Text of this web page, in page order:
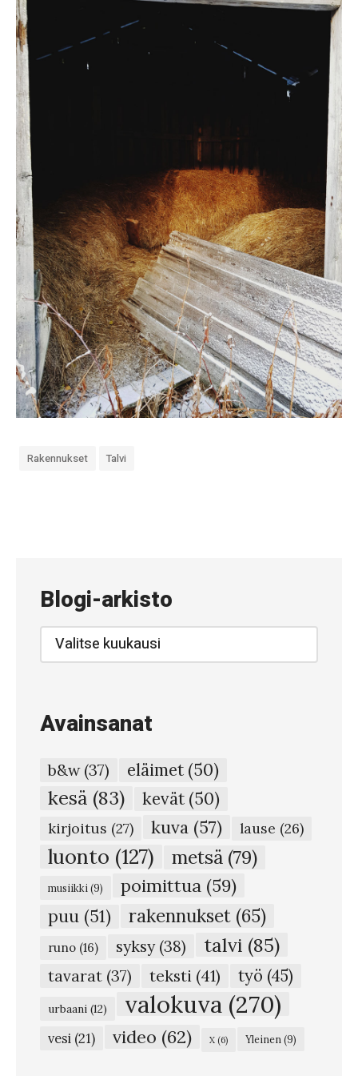
Rakennukset Talvi
Blogi-arkisto
Blogi-
arkisto
Avainsanat
b&w(37) eläimet (50)
kesä (83) kevät (50)
kirjoitus (27) kuva (57) lause (26)
luonto (127) metsä (79)
musiikki (9) poimittua (59)
puu (51) rakennukset (65)
runo (16) syksy(38) talvi (85)
tavarat (37) teksti (41) työ (45)
urbaani (12) valokuva (270)
vesi (21) video (62) X (6) Yleinen (9)